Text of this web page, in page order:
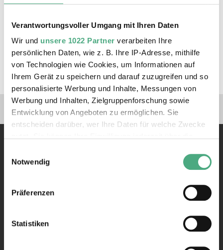
Verantwortungsvoller Umgang mit Ihren Daten
Wir und unsere 1022 Partner verarbeiten Ihre
persönlichen Daten, wie z. B. Ihre IP-Adresse, mithilfe
von Technologien wie Cookies, um Informationen auf
Ihrem Gerät zu speichern und darauf zuzugreifen und so
personalisierte Werbung und Inhalte, Messungen von
Werbung und Inhalten, Zielgruppenforschung sowie
Entwicklung von Angeboten zu ermöglichen. Sie
entscheiden darüber, wer Ihre Daten für welche Zwecke
Trigger Symbol ändern oder widerrufen
Informationen über Ihre geografische Lage erfassen,
Ihr Gerät durch aktives Scannen nach bestimmten
Erfahren Sie mehr darüber, wie Ihre persönlichen Daten
Notwendig
Präferenzen
Statistiken
https://www.facebook.com/compostcollaps/
Eintritt frei
Verlinkungen zu unseren
Kontakt
66333 Völklingen